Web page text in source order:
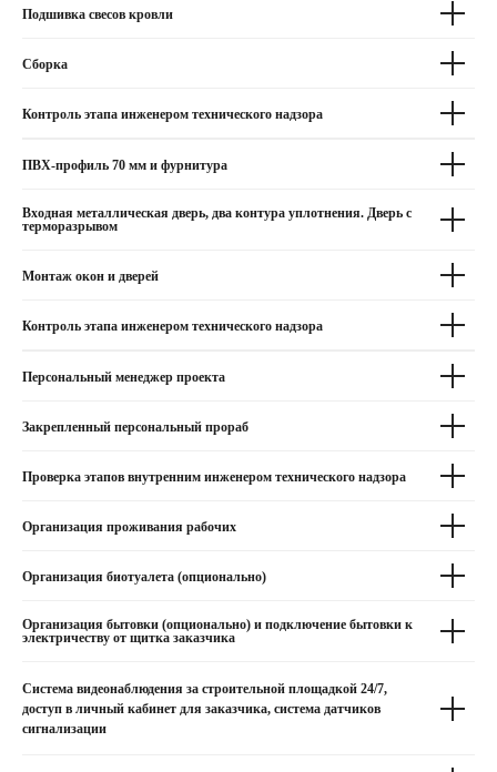
Подшивка свесов кровли
Сборка
Контроль этапа инженером технического надзора
ПВХ-профиль 70 мм и фурнитура
Входная металлическая дверь, два контура уплотнения. Дверь с
терморазрывом
Монтаж окон и дверей
Контроль этапа инженером технического надзора
Персональный менеджер проекта
Закрепленный персональный прораб
Проверка этапов внутренним инженером технического надзора
Организация проживания рабочих
Организация биотуалета (опционально)
Организация бытовки (опционально) и подключение бытовки к
электричеству от щитка заказчика
Система видеонаблюдения за строительной площадкой 24/7,
доступ в личный кабинет для заказчика, система датчиков
сигнализации
ЗАПИСАТЬСЯ НА КОНСУЛЬТАЦИЮ
ОТВЕЧАЕМ БЫСТРО,
РАБОТАЕМ БЕЗ ВЫХОДНЫХ